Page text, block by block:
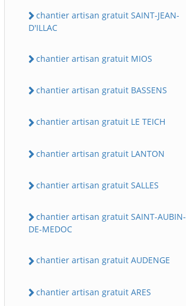
chantier artisan gratuit SAINT-JEAN-
D'ILLAC
chantier artisan gratuit MIOS
chantier artisan gratuit BASSENS
chantier artisan gratuit LE TEICH
chantier artisan gratuit LANTON
chantier artisan gratuit SALLES
chantier artisan gratuit SAINT-AUBIN-
DE-MEDOC
chantier artisan gratuit AUDENGE
chantier artisan gratuit ARES